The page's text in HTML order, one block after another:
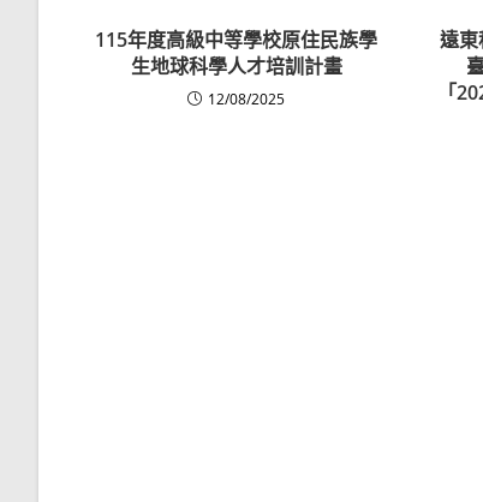
115年度高級中等學校原住民族學
生地球科學人才培訓計畫
12/08/2025
遠東
「